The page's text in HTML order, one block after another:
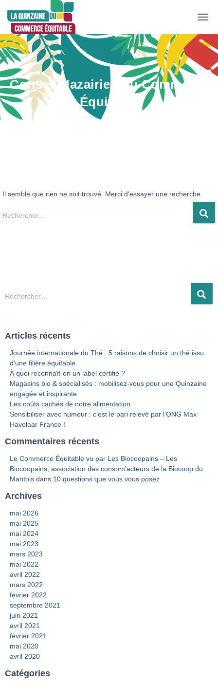
LA
Conseil Nazairien du Commerce
Équitable
Il semble que rien ne soit trouvé. Merci d'essayer une recherche.
Rechercher :
Rechercher…
R
e
Rechercher…
Articles récents
Journée internationale du Thé : 5 raisons de choisir un thé issu
d’une filière équitable
À quoi reconnaît-on un label certifié ?
Magasins bio & spécialisés : mobilisez-vous pour une Quinzaine
engagée et inspirante
Les coûts cachés de notre alimentation
Sensibiliser avec humour : c’est le pari relevé par l’ONG Max
Havelaar France !
Commentaires récents
Le Commerce Équitable vu par Les Biocoopains – Les
Biocoopains, association des consom'acteurs de la Biocoop du
Mantois dans 10 questions que vous vous posez
Archives
mai 2026
mai 2025
mai 2024
mai 2023
mars 2023
mai 2022
avril 2022
mars 2022
février 2022
septembre 2021
juin 2021
avril 2021
février 2021
mai 2020
avril 2020
Catégories